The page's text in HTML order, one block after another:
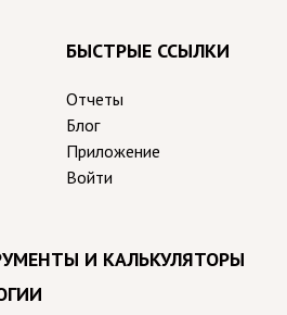
БЫСТРЫЕ ССЫЛКИ
Отчеты
Блог
Приложение
Войти
И КАЛЬКУЛЯТОРЫ